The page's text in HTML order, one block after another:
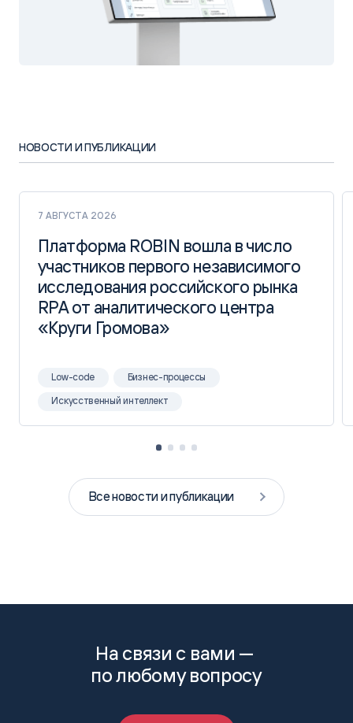
НОВОСТИ И ПУБЛИКАЦИИ
7 АВГУСТА 2026
Платформа ROBIN вошла в число
участников первого независимого
исследования российского рынка
RPA от аналитического центра
«Круги Громова»
Платформа ROBIN вошла в число
участников первого независимого
исследования российского рынка
RPA от аналитического центра
«Круги Громова»
Low-code Бизнес-процессы
Искусственный интеллект
Все новости и публикации
На связи с вами —
по любому вопросу